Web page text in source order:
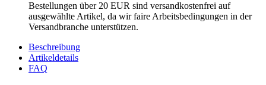
Bestellungen über 20 EUR sind versandkostenfrei auf
ausgewählte Artikel, da wir faire Arbeitsbedingungen in der
Versandbranche unterstützen.
Beschreibung
Artikeldetails
FAQ